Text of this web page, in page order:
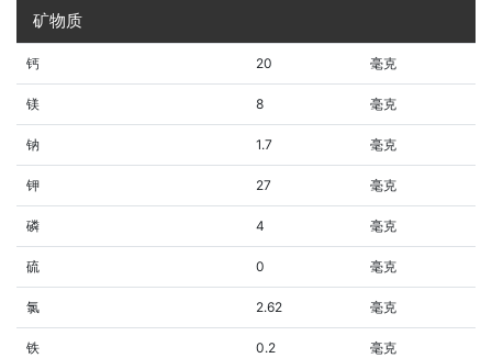
矿物质
钙 20 毫克
镁 8 毫克
钠 1.7 毫克
钾 27 毫克
磷 4 毫克
硫 0 毫克
氯 2.62 毫克
铁 0.2 毫克